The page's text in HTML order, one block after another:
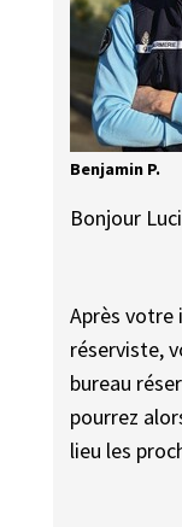
Benjamin P.
Bonjour
Après votre
réserviste,
bureau
pourrez
lieu les